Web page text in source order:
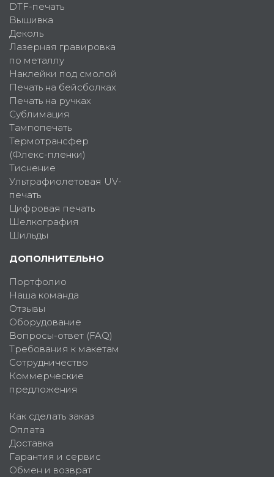
DTF-печать
Вышивка
Деколь
Лазерная гравировка
по металлу
Наклейки под смолой
Печать на бейсболках
Печать на ручках
Сублимация
Тампопечать
Термотрансфер
(Флекс-пленки)
Тиснение
Ультрафиолетовая UV-
печать
Цифровая печать
Шелкография
Шильды
ДОПОЛНИТЕЛЬНО
Портфолио
Наша команда
Отзывы
Оборудование
Вопросы-ответ (FAQ)
Требования к макетам
Сотрудничество
Коммерческие
предложения
Как сделать заказ
Оплата
Доставка
Гарантия и сервис
Обмен и возврат